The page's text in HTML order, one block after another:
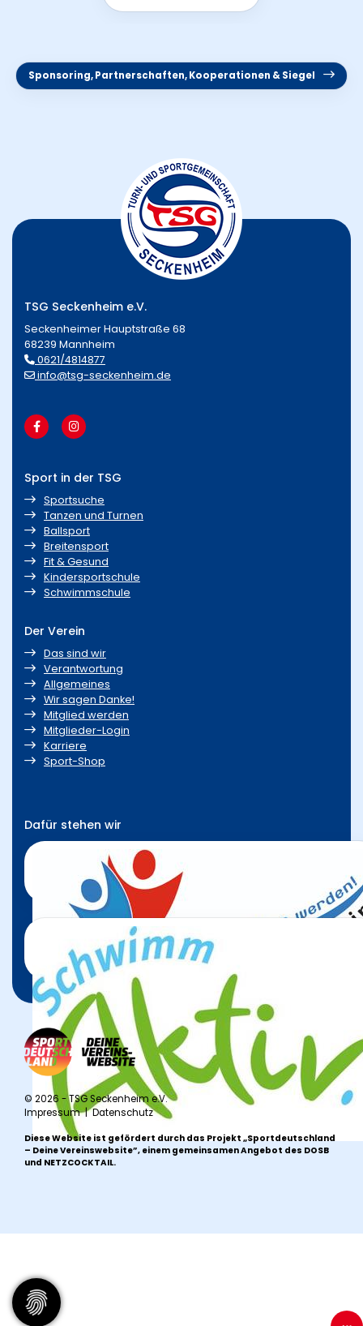
Sponsoring, Partnerschaften, Kooperationen & Siegel
TSG Seckenheim e.V.
Seckenheimer Hauptstraße 68
68239 Mannheim
0621/4814877
info@tsg-seckenheim.de
Sport in der TSG
Sportsuche
Tanzen und Turnen
Ballsport
Breitensport
Fit & Gesund
Kindersportschule
Schwimmschule
Der Verein
Das sind wir
Verantwortung
Allgemeines
Wir sagen Danke!
Mitglied werden
Mitglieder-Login
Karriere
Sport-Shop
Dafür stehen wir
© 2026 - TSG Seckenheim e.V.
Impressum|Datenschutz
Diese Website ist gefördert durch das Projekt „Sportdeutschland
– Deine Vereinswebsite”, einem gemeinsamen Angebot des DOSB
und NETZCOCKTAIL.